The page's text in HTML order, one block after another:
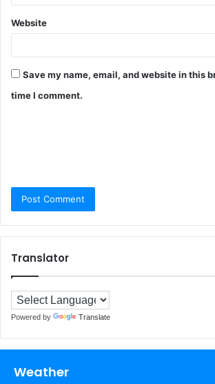
Website
Save my name, email, and website in this
time I comment.
Translator
Powered by Translate
Weather